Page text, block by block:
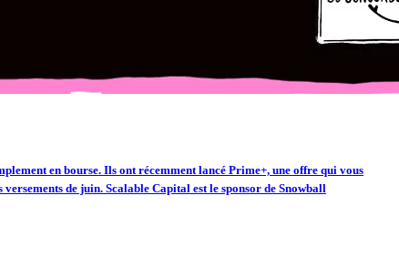
en bourse. Ils ont récemment lancé Prime+, une offre qui vous
versements de juin. Scalable Capital est le sponsor de Snowball